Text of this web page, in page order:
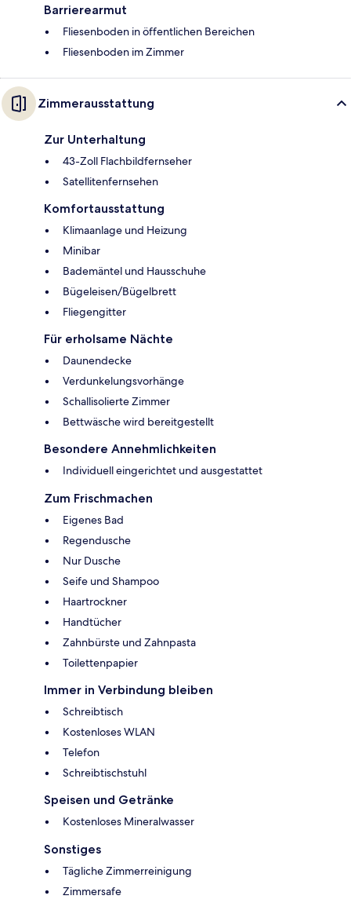
Barrierearmut
Fliesenboden in öffentlichen Bereichen
Fliesenboden im Zimmer
Zimmerausstattung
Zur Unterhaltung
43-Zoll Flachbildfernseher
Satellitenfernsehen
Komfortausstattung
Klimaanlage und Heizung
Minibar
Bademäntel und Hausschuhe
Bügeleisen/Bügelbrett
Fliegengitter
Für erholsame Nächte
Daunendecke
Verdunkelungsvorhänge
Schallisolierte Zimmer
Bettwäsche wird bereitgestellt
Besondere Annehmlichkeiten
Individuell eingerichtet und ausgestattet
Zum Frischmachen
Eigenes Bad
Regendusche
Nur Dusche
Seife und Shampoo
Haartrockner
Handtücher
Zahnbürste und Zahnpasta
Toilettenpapier
Immer in Verbindung bleiben
Schreibtisch
Kostenloses WLAN
Telefon
Schreibtischstuhl
Speisen und Getränke
Kostenloses Mineralwasser
Sonstiges
Tägliche Zimmerreinigung
Zimmersafe